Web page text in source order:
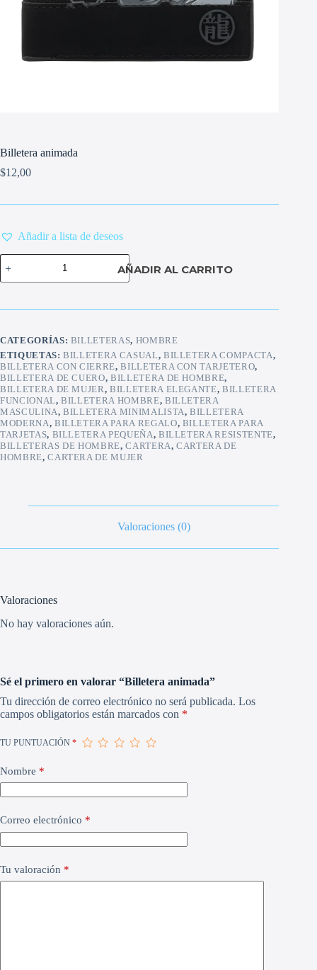
Billetera animada
$12,00
Añadir a lista de deseos
Billetera
animada
cantidad
AÑADIR AL CARRITO
CATEGORÍAS: BILLETERAS, HOMBRE
ETIQUETAS:BILLETERA CASUAL, BILLETERA COMPACTA,
BILLETERA CON CIERRE,BILLETERA CON TARJETERO,
BILLETERA DE CUERO,BILLETERA DE HOMBRE,
BILLETERA DE MUJER,BILLETERA ELEGANTE,BILLETERA
FUNCIONAL,BILLETERA HOMBRE, BILLETERA
MASCULINA,BILLETERA MINIMALISTA,BILLETERA
MODERNA, BILLETERA PARA REGALO, BILLETERA PARA
TARJETAS, BILLETERA PEQUEÑA, BILLETERA RESISTENTE,
BILLETERAS DE HOMBRE,CARTERA,CARTERA DE
HOMBRE,CARTERA DE MUJER
Valoraciones (0)
Valoraciones
No hay valoraciones aún.
Sé el primero en valorar “Billetera animada”
Tu dirección de correo electrónico no será publicada. Los
campos obligatorios están marcados con *
TU PUNTUACIÓN *
Nombre *
Correo electrónico *
Tu valoración *